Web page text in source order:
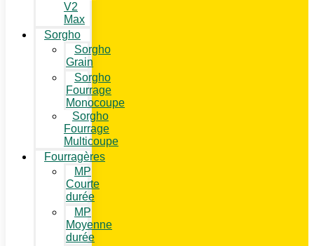
V2
Max
Sorgho
Sorgho
Grain
Sorgho
Fourrage
Monocoupe
Sorgho
Fourrage
Multicoupe
Fourragères
MP
Courte
durée
MP
Moyenne
durée